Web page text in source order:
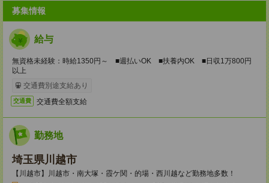
募集情報
給与
無資格未経験：時給1350円～ ■週払いOK ■扶養内OK ■日収1万800円
以上
交通費別途支給あり
交通費 交通費全額支給
勤務地
埼玉県川越市
【川越市】川越市・南大塚・霞ケ関・的場・西川越など勤務地多数！